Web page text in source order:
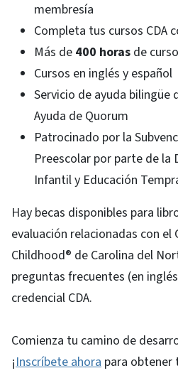
membresía
Completa tus cursos CDA
Más de 400 horas de
Cursos en inglés y español
Servicio de ayuda bilingüe
Ayuda de Quorum
Patrocinado por la
Preescolar por parte de la
Infantil y Educación
Hay becas disponibles para
evaluación relacionadas con el
Childhood® de Carolina del
preguntas frecuentes (en
credencial CDA.
Comienza tu camino de
¡Inscríbete ahora para